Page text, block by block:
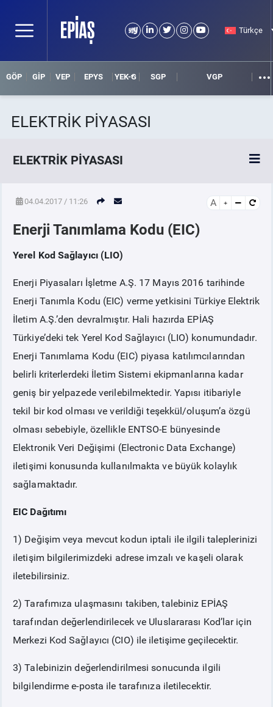
Türkçe
GÖP GİP VEP EPYS YEK-G SGP VGP
ELEKTRİK PİYASASI
ELEKTRİK PİYASASI
SPOT ELEKTRİK PİYASALARI
ÖRNEK FİNANS BELGELERİ
PİYASAKAYITSÜRECİ
SERBEST TÜKETİCİ
MALİ UZLAŞTIRMA
TEMİNAT
BÜLTENLER
DUYURULAR
BT HİZMET YÖNETİM SİSTEMİ POLİTİKAMIZ
04.04.2017 / 11:26 A
Enerji Tanımlama Kodu (EIC)
Yerel Kod Sağlayıcı (LIO)
Enerji Piyasaları İşletme A.Ş. 17 Mayıs 2016 tarihinde
Enerji Tanımla Kodu (EIC) verme yetkisini Türkiye Elektrik
İletim A.Ş.’den devralmıştır. Hali hazırda EPİAŞ
Türkiye’deki tek Yerel Kod Sağlayıcı (LIO) konumundadır.
Enerji Tanımlama Kodu (EIC) piyasa katılımcılarından
belirli kriterlerdeki İletim Sistemi ekipmanlarına kadar
geniş bir yelpazede verilebilmektedir. Yapısı itibariyle
tekil bir kod olması ve verildiği teşekkül/oluşum’a özgü
olması sebebiyle, özellikle ENTSO-E bünyesinde
Elektronik Veri Değişimi (Electronic Data Exchange)
iletişimi konusunda kullanılmakta ve büyük kolaylık
sağlamaktadır.
EIC Dağıtımı
1) Değişim veya mevcut kodun iptali ile ilgili taleplerinizi
iletişim bilgilerimizdeki adrese imzalı ve kaşeli olarak
iletebilirsiniz.
2) Tarafımıza ulaşmasını takiben, talebiniz EPİAŞ
tarafından değerlendirilecek ve Uluslararası Kod’lar için
Merkezi Kod Sağlayıcı (CIO) ile iletişime geçilecektir.
3) Talebinizin değerlendirilmesi sonucunda ilgili
bilgilendirme e-posta ile tarafınıza iletilecektir.